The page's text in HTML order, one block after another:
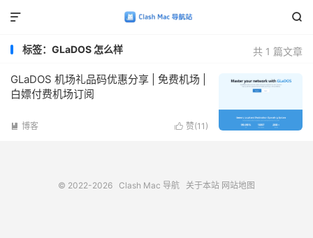


共 1 篇文章
标签：GLaDOS 怎么样
GLaDOS 机场礼品码优惠分享 | 免费机场 |
白嫖付费机场订阅
 赞(11 )
 博客
© 2022-2026 Clash Mac 导航 关于本站 网站地图